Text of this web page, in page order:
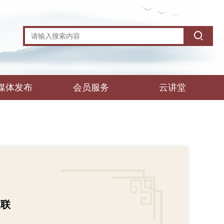
体发布 会员服务 云讲堂